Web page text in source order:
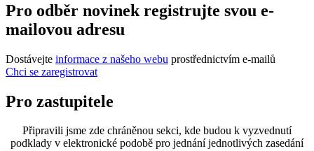
Pro odběr novinek registrujte svou e-
mailovou adresu
Dostávejte informace z našeho webu prostřednictvím e-mailů
Chci se zaregistrovat
Pro zastupitele
Připravili jsme zde chráněnou sekci, kde budou k vyzvednutí
podklady v elektronické podobě pro jednání jednotlivých zasedání